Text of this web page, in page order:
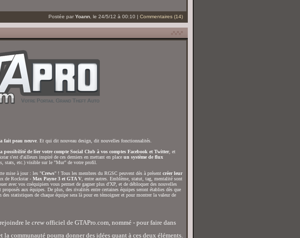
Postée par Yoann, le 24/5/12 à 00:10 | Commentaires (14)
fait peau neuve. Et qui dit nouveau design, dit nouvelles fonctionnalités.
possibilité de lier votre compte Social Club à vos comptes Facebook et Twitter, et
s'est d'ailleurs inspiré de ces derniers en mettant en place un système de flux
stats, etc.) visible sur le "Mur" de votre profil.
mise à jour : les "Crews" ! Tous les membres du RGSC peuvent dès à présent créer leur
de Rockstar - Max Payne 3 et GTA V, entre autres. Emblème, statut, tag, mentalité sont
avec vos coéquipiers vous permet de gagner plus d'XP, et de débloquer des nouvelles
aux équipes. De plus, des rivalités entre certaines équipes seront établies dès que
statistiques de chaque équipe sera là pour en témoigner et pour montrer la valeur de
le crewofficiel de GTAPro.com, nommé - pour faire dans
communauté pourra donner des idées quant à ces deux éléments.